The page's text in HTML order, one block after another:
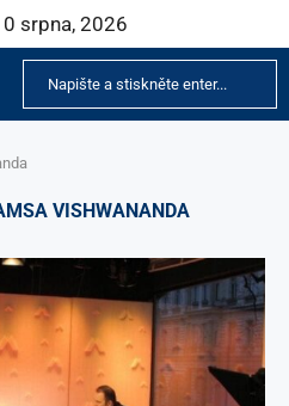
srpna, 2026
VISHWANANDA